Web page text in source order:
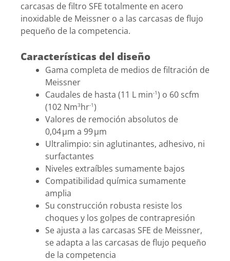
carcasas de filtro SFE totalmente en acero
inoxidable de Meissner o a las carcasas de flujo
pequeño de la competencia.
Características del diseño
Gama completa de medios de filtración de
Meissner
Caudales de hasta (11 L min-1) o 60 scfm
(102 Nm3hr-1)
Valores de remoción absolutos de
0,04 µm a 99 µm
Ultralimpio: sin aglutinantes, adhesivo, ni
surfactantes
Niveles extraíbles sumamente bajos
Compatibilidad química sumamente
amplia
Su construcción robusta resiste los
choques y los golpes de contrapresión
Se ajusta a las carcasas SFE de Meissner,
se adapta a las carcasas de flujo pequeño
de la competencia